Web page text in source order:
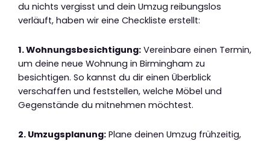
du nichts vergisst und dein Umzug reibungslos
verläuft, haben wir eine Checkliste erstellt:
1. Wohnungsbesichtigung: Vereinbare einen Termin,
um deine neue Wohnung in Birmingham zu
besichtigen. So kannst du dir einen Überblick
verschaffen und feststellen, welche Möbel und
Gegenstände du mitnehmen möchtest.
2. Umzugsplanung: Plane deinen Umzug frühzeitig,